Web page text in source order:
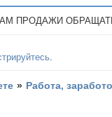
ОБРАЩАТЬСЯ:
.
» Работа,